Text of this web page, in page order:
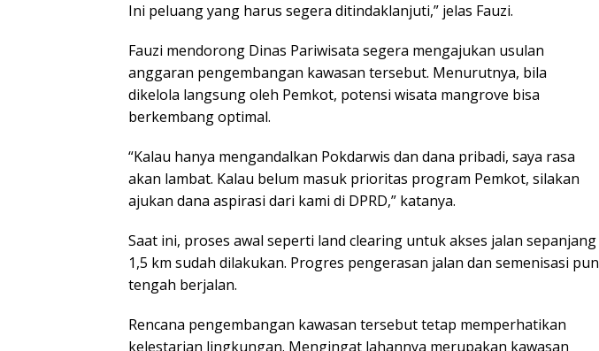
Ini peluang yang harus segera ditindaklanjuti,” jelas Fauzi.
Fauzi mendorong Dinas Pariwisata segera mengajukan usulan
anggaran pengembangan kawasan tersebut. Menurutnya, bila
dikelola langsung oleh Pemkot, potensi wisata mangrove bisa
berkembang optimal.
“Kalau hanya mengandalkan Pokdarwis dan dana pribadi, saya rasa
akan lambat. Kalau belum masuk prioritas program Pemkot, silakan
ajukan dana aspirasi dari kami di DPRD,” katanya.
Saat ini, proses awal seperti land clearing untuk akses jalan sepanjang
1,5 km sudah dilakukan. Progres pengerasan jalan dan semenisasi pun
tengah berjalan.
Rencana pengembangan kawasan tersebut tetap memperhatikan
kelestarian lingkungan. Mengingat lahannya merupakan kawasan